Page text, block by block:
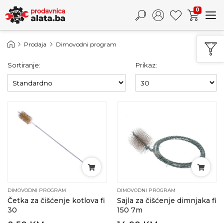
0
Prodaja Dimovodni program
Sortiranje: Prikaz:
DIMOVODNI PROGRAM
Četka za čišćenje kotlova fi
30
DIMOVODNI PROGRAM
Sajla za čišćenje dimnjaka fi
150 7m